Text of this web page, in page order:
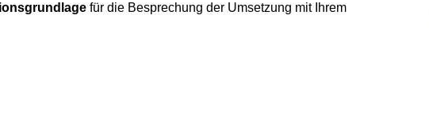
für die Besprechung der Umsetzung mit Ihrem